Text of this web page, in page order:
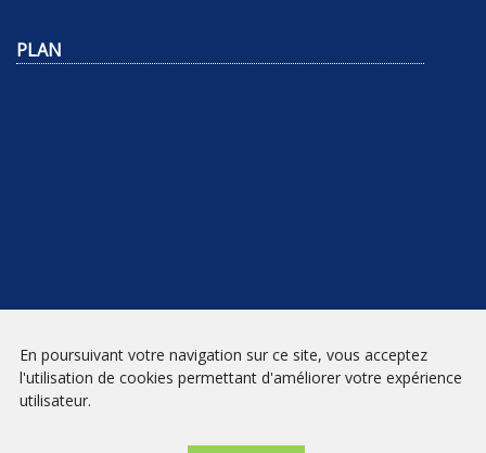
PLAN
NEWSLETTER
En poursuivant votre navigation sur ce site, vous acceptez
l'utilisation de cookies permettant d'améliorer votre expérience
utilisateur.